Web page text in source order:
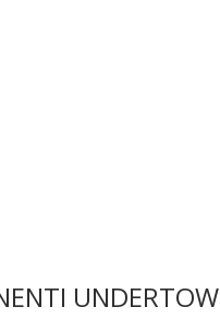
UNDERTOW